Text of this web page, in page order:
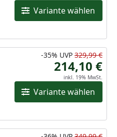
Variante wählen
Variante wählen
-35% UVP 329,99 €
214,10 €
inkl. 19% MwSt.